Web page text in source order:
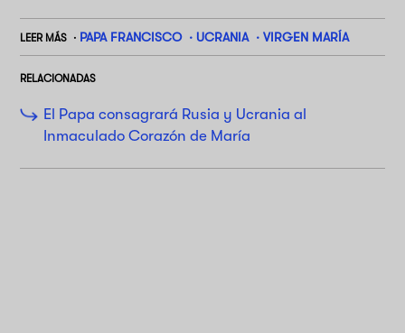
LEER MÁS PAPA FRANCISCO UCRANIA VIRGEN MARÍA
RELACIONADAS
El Papa consagrará Rusia y Ucrania al
Inmaculado Corazón de María